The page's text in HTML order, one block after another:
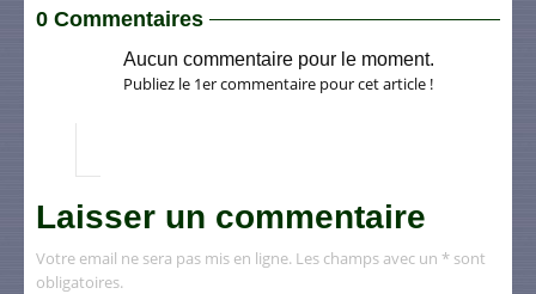
0 Commentaires
Aucun commentaire pour le moment.
Publiez le 1er commentaire pour cet article !
Laisser un commentaire
Votre email ne sera pas mis en ligne. Les champs avec un * sont
obligatoires.